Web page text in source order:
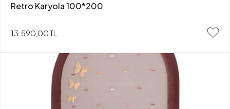
Retro Karyola 100*200
13.590,00 TL